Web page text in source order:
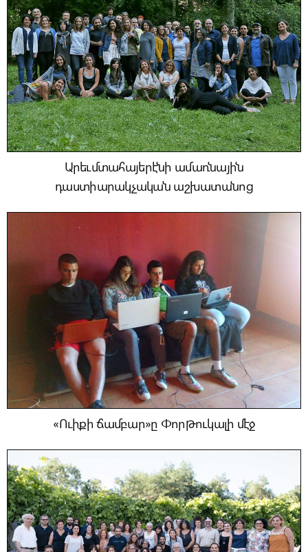
Արեւմտահայերէնի ամառնային
դաստիարակչական աշխատանոց
«Ուիքի ճամբար»ը Փորթուկալի մէջ